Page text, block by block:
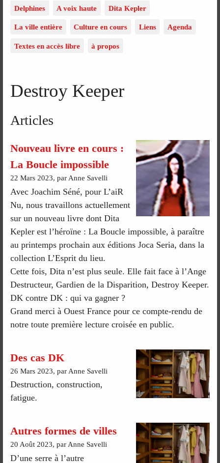
Delphines A voix haute Dita Kepler
La ville entière Culture en cours Liens Agenda
Textes en accès libre à propos
Destroy Keeper
Articles
Nouveau livre en cours :
La Boucle impossible
22 Mars 2023, par Anne Savelli
Avec Joachim Séné, pour L’aiR
Nu, nous travaillons actuellement
sur un nouveau livre dont Dita
Kepler est l’héroïne : La Boucle impossible, à paraître
au printemps prochain aux éditions Joca Seria, dans la
collection L’Esprit du lieu.
Cette fois, Dita n’est plus seule. Elle fait face à l’Ange
Destructeur, Gardien de la Disparition, Destroy Keeper.
DK contre DK : qui va gagner ?
Grand merci à Ouest France pour ce compte-rendu de
notre toute première lecture croisée en public.
Des cas DK
26 Mars 2023, par Anne Savelli
Destruction, construction,
fatigue.
Autres formes de villes
20 Août 2023, par Anne Savelli
D’une serre à l’autre